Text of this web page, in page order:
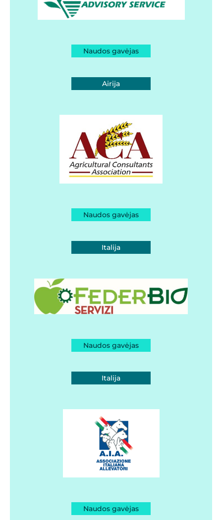
Naudos gavėjas
Airija
Naudos gavėjas
Italija
Naudos gavėjas
Italija
Naudos gavėjas